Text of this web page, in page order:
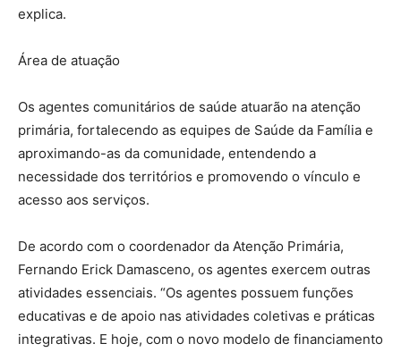
explica.
Área de atuação
Os agentes comunitários de saúde atuarão na atenção
primária, fortalecendo as equipes de Saúde da Família e
aproximando-as da comunidade, entendendo a
necessidade dos territórios e promovendo o vínculo e
acesso aos serviços.
De acordo com o coordenador da Atenção Primária,
Fernando Erick Damasceno, os agentes exercem outras
atividades essenciais. “Os agentes possuem funções
educativas e de apoio nas atividades coletivas e práticas
integrativas. E hoje, com o novo modelo de financiamento